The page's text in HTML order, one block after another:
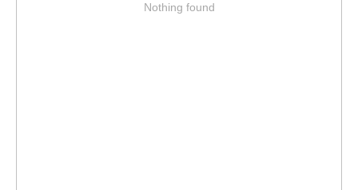
Nothing found